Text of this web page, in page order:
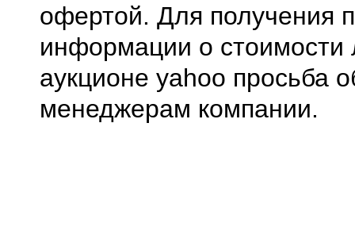
офертой. Для получения
информации о стоимости
аукционе yahoo просьба
менеджерам компании.